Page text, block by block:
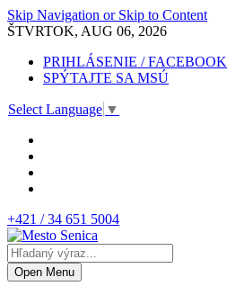
Skip Navigation or Skip to Content
ŠTVRTOK, AUG 06, 2026
PRIHLÁSENIE / FACEBOOK
SPÝTAJTE SA MSÚ
Select Language ▼
+421 / 34 651 5004
Open Menu